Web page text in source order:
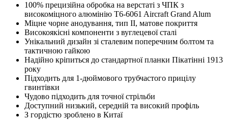
100% прецизійна обробка на верстаті з ЧПК з
високоміцного алюмінію T6-6061 Aircraft Grand Alum
Міцне чорне анодування, тип II, матове покриття
Високоякісні компоненти з вуглецевої сталі
Унікальний дизайн зі сталевим поперечним болтом та
тактичною гайкою
Надійно кріпиться до стандартної планки Пікатінні 1913
року
Підходить для 1-дюймового трубчастого прицілу
гвинтівки
Чудово підходить для точної стрільби
Доступний низький, середній та високий профіль
З гордістю зроблено в Китаї